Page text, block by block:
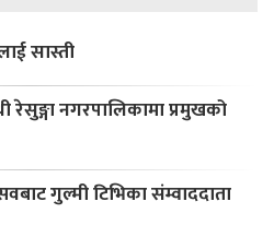
सास्ती
रेसुङ्गा नगरपालिकामा प्रमुखको
गुल्मी टिभिका संम्वाददाता